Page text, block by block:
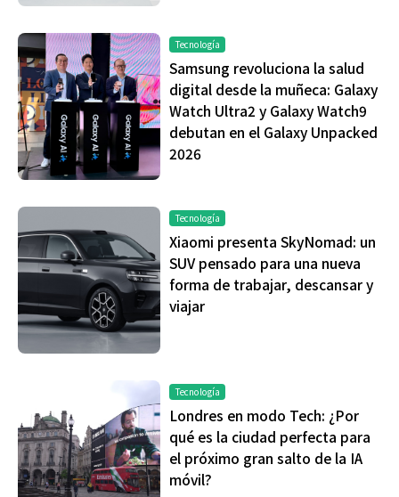
Tecnología
Samsung revoluciona la salud
digital desde la muñeca: Galaxy
Watch Ultra2 y Galaxy Watch9
debutan en el Galaxy Unpacked
2026
Tecnología
Xiaomi presenta SkyNomad: un
SUV pensado para una nueva
forma de trabajar, descansar y
viajar
Tecnología
Londres en modo Tech: ¿Por
qué es la ciudad perfecta para
el próximo gran salto de la IA
móvil?